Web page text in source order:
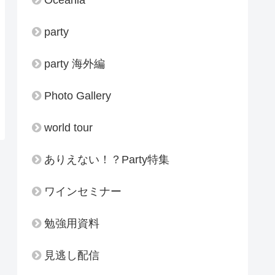
party
party 海外編
Photo Gallery
world tour
ありえない！？Party特集
ワインセミナー
勉強用資料
見逃し配信